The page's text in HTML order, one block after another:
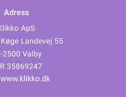
Adress
www.klikko.dk